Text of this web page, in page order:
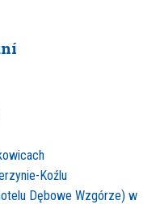
Koźlu
Dębowe Wzgórze) w